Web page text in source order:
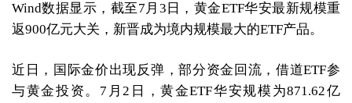
Wind数据显示，截至7月3日，黄金ETF华安最新规模重
返900亿元大关，新晋成为境内规模最大的ETF产品。
近日，国际金价出现反弹，部分资金回流，借道ETF参
与黄金投资。7月2日，黄金ETF华安规模为871.62亿